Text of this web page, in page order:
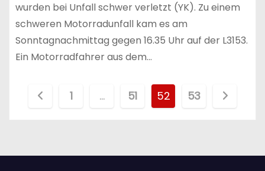
wurden bei Unfall schwer verletzt (YK). Zu einem
schweren Motorradunfall kam es am
Sonntagnachmittag gegen 16.35 Uhr auf der L3153.
Ein Motorradfahrer aus dem…
1 … 51 52 53